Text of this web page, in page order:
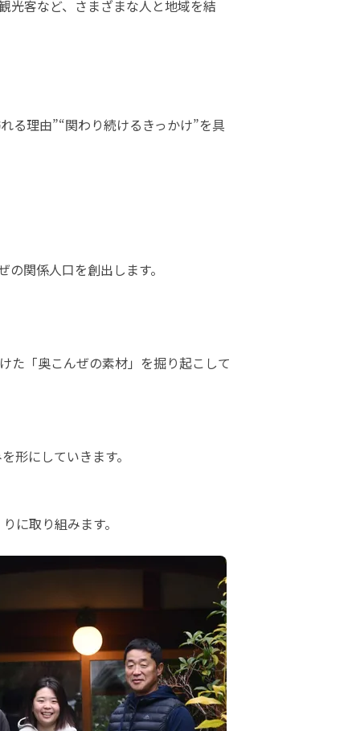
光客など、さまざまな人と地域を結
関係人口を創出します。
た「奥こんぜの素材」を掘り起こして
形にしていきます。
に取り組みます。